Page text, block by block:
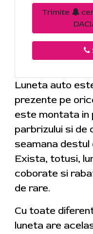
Trimite
Luneta auto
prezente pe
este montata in
parbrizului si de
seamana
Exista, totusi,
coborate si
de rare.
Cu toate
luneta are